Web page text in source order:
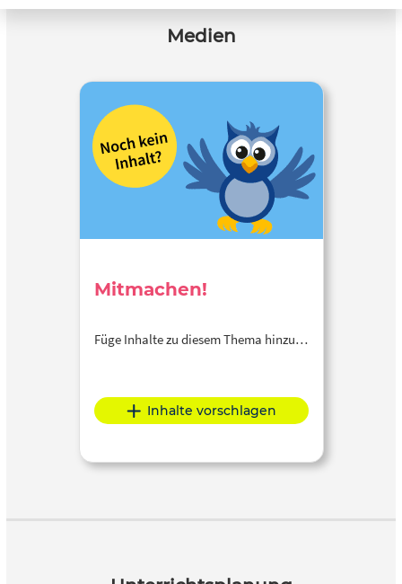
Medien
Mitmachen!
Füge Inhalte zu diesem Thema hinzu…
Inhalte vorschlagen